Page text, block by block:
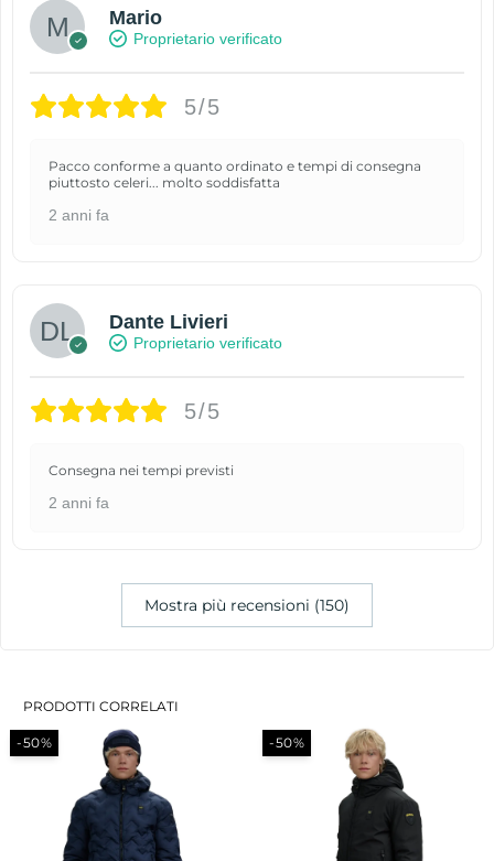
Mario
Proprietario verificato
5/5
Pacco conforme a quanto ordinato e tempi di consegna
piuttosto celeri... molto soddisfatta
2 anni fa
Dante Livieri
Proprietario verificato
5/5
Consegna nei tempi previsti
2 anni fa
Mostra più recensioni (150)
PRODOTTI CORRELATI
-50% -50%